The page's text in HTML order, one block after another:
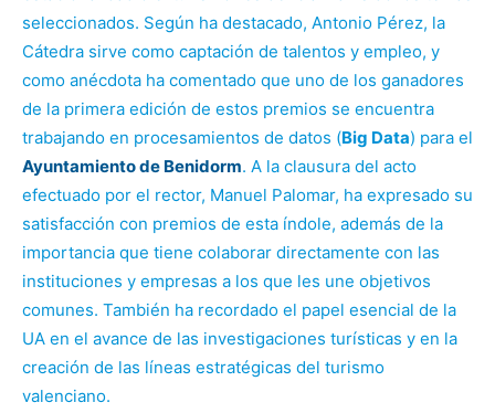
seleccionados. Según ha destacado, Antonio Pérez, la
Cátedra sirve como captación de talentos y empleo, y
como anécdota ha comentado que uno de los ganadores
de la primera edición de estos premios se encuentra
trabajando en procesamientos de datos (Big Data) para el
Ayuntamiento de Benidorm. A la clausura del acto
efectuado por el rector, Manuel Palomar, ha expresado su
satisfacción con premios de esta índole, además de la
importancia que tiene colaborar directamente con las
instituciones y empresas a los que les une objetivos
comunes. También ha recordado el papel esencial de la
UA en el avance de las investigaciones turísticas y en la
creación de las líneas estratégicas del turismo
valenciano.